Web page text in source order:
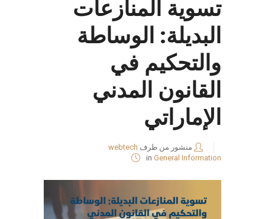
تسوية المنازعات
البديلة: الوساطة
والتحكيم في
القانون المدني
الإماراتي
منشور من طرف webtech
in General Information